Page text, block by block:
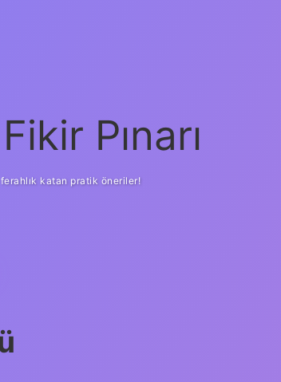
Pınarı
ferahlık katan pratik öneriler!